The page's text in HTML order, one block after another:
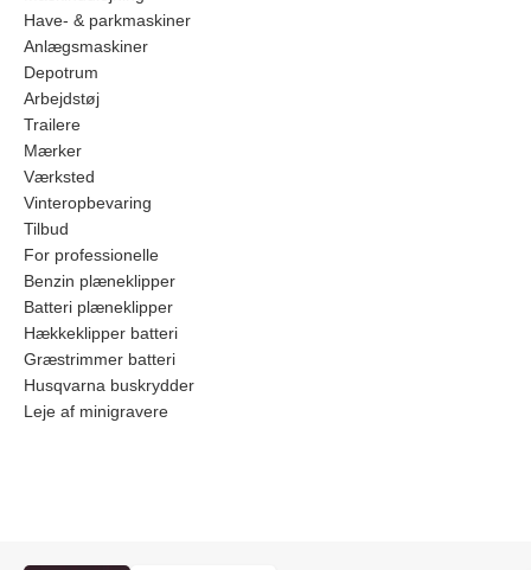
Have- & parkmaskiner
Anlægsmaskiner
Depotrum
Arbejdstøj
Trailere
Mærker
Værksted
Vinteropbevaring
Tilbud
For professionelle
Benzin plæneklipper
Batteri plæneklipper
Hækkeklipper batteri
Græstrimmer batteri
Husqvarna buskrydder
Leje af minigravere